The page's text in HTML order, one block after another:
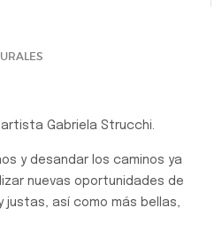
Gabriela Strucchi.
y desandar los caminos ya
nuevas oportunidades de
justas, así como más bellas,